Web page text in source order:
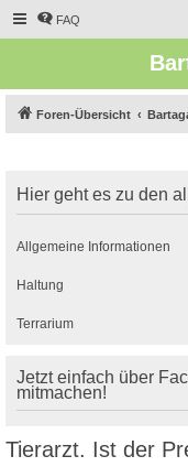
FAQ
Foren-Übersicht
Hier geht es zu den
Allgemeine Informationen
Haltung
Terrarium
Jetzt einfach über
mitmachen!
Tierarzt. Ist der